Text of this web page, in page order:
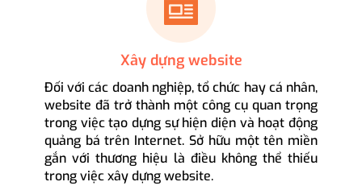
Xây dựng website
Đối với các doanh nghiệp, tổ chức hay cá nhân,
website đã trở thành một công cụ quan trọng
trong việc tạo dựng sự hiện diện và hoạt động
quảng bá trên Internet. Sở hữu một tên miền
gắn với thương hiệu là điều không thể thiếu
trong việc xây dựng website.